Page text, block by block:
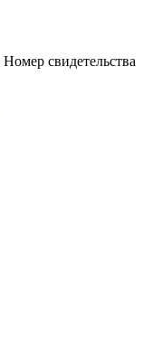
Номер свидетельства